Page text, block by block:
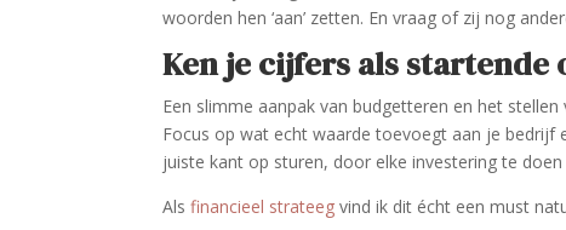
woorden hen ‘aan’ zetten. En vraag of zij nog
Ken je cijfers als startende
Een slimme aanpak van budgetteren en het
Focus op wat echt waarde toevoegt aan je bedrijf
juiste kant op sturen, door elke investering te
Alsfinancieel strateeg vind ik dit écht een must